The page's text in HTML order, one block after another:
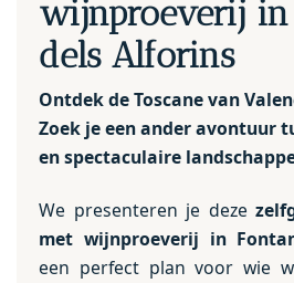
wijnproeverij in
dels Alforins
Ontdek de Toscane van
Zoek je een ander avontuur
en spectaculaire
We presenteren je deze
met wijnproeverij in
een perfect plan voor wie